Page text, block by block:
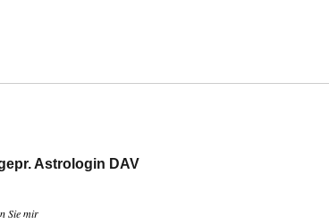
Astrologin DAV
Sie mir